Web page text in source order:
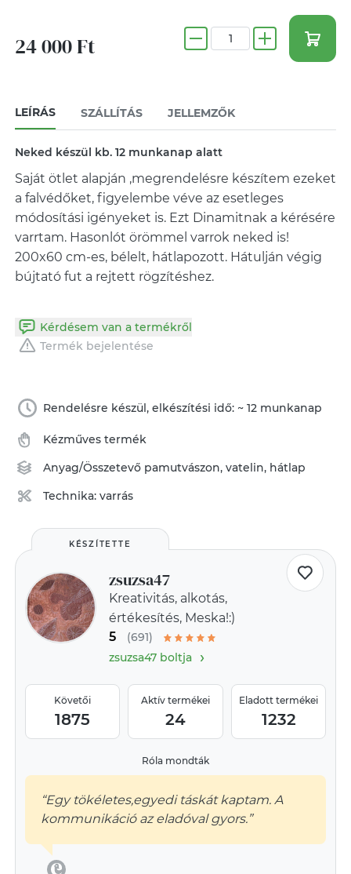
24 000 Ft
LEÍRÁS SZÁLLÍTÁS JELLEMZŐK
Neked készül kb. 12 munkanap alatt
Saját ötlet alapján ,megrendelésre készítem ezeket
a falvédőket, figyelembe véve az esetleges
módosítási igényeket is. Ezt Dinamitnak a kérésére
varrtam. Hasonlót örömmel varrok neked is!
200x60 cm-es, bélelt, hátlapozott. Hátulján végig
bújtató fut a rejtett rögzítéshez.
Kérdésem van a termékről
Termék bejelentése
Rendelésre készül, elkészítési idő: ~ 12 munkanap
Kézműves termék
Anyag/Összetevő pamutvászon,vatelin, hátlap
Technika:varrás
KÉSZÍTETTE
zsuzsa47
Kreativitás, alkotás,
értékesítés, Meska!:)
5
(691)
zsuzsa47 boltja›
Követői
1875
Aktív termékei
24
Eladott termékei
1232
Róla mondták
“Egy tökéletes,egyedi táskát kaptam. A
kommunikáció az eladóval gyors.”